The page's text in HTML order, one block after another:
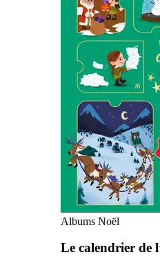
Albums Noël
Le calendrier de